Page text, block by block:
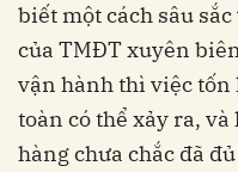
biết một cách sâu
của TMĐT xuyên
vận hành thì việc
toàn có thể xảy ra,
hàng chưa chắc đã